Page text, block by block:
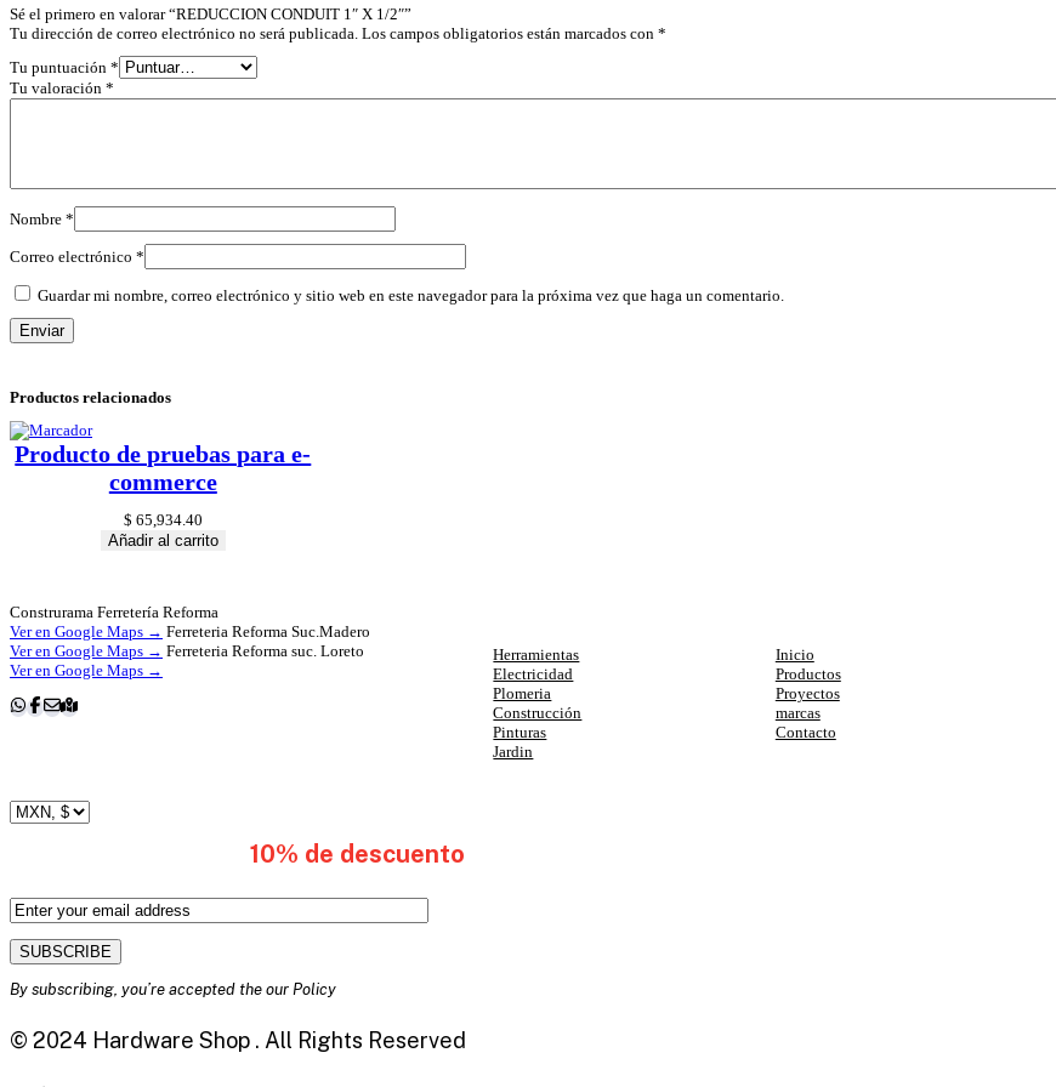
Sé el primero en valorar “REDUCCION CONDUIT 1″ X 1/2″”
Tu dirección de correo electrónico no será publicada. Los campos obligatorios están marcados con *
Tu puntuación *
Tu valoración *
Nombre *
Correo electrónico *
Guardar mi nombre, correo electrónico y sitio web en este navegador para la próxima vez que haga un comentario.
Productos relacionados
Producto de pruebas para e-
commerce
$ 65,934.40
Añadir al carrito
Construrama Ferretería Reforma
Ver en Google Maps → Ferreteria Reforma Suc.Madero
Ver en Google Maps → Ferreteria Reforma suc. Loreto
Ver en Google Maps →
Herramientas
Electricidad
Plomeria
Construcción
Pinturas
Jardin
Inicio
Productos
Proyectos
marcas
Contacto
10% de descuento
By subscribing, you’re accepted the our Policy
© 2024 Hardware Shop . All Rights Reserved